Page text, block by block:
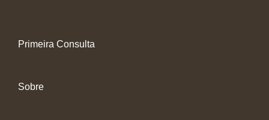
Primeira Consulta
Sobre